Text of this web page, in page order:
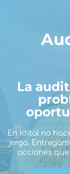
La
En Idital no
jerga.
acciones